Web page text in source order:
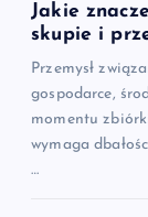
Jakie
skupie i
Przemysł
gospodarce,
momentu
wymaga
…